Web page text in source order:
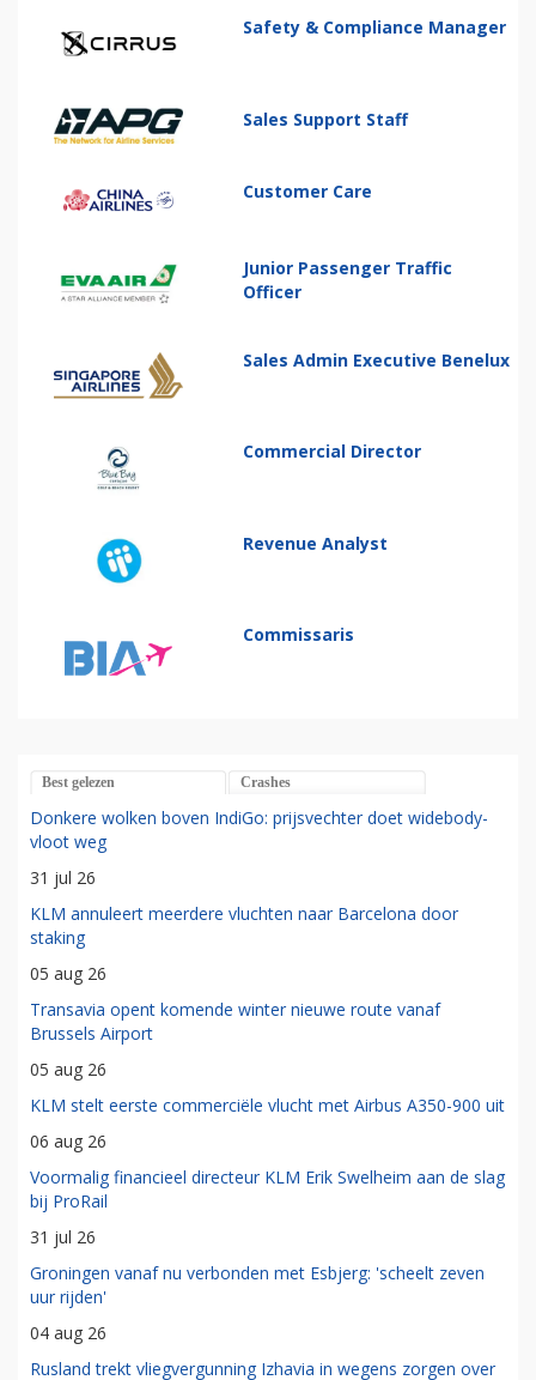
Safety & Compliance Manager
Sales Support Staff
Customer Care
Junior Passenger Traffic
Officer
Sales Admin Executive Benelux
Commercial Director
Revenue Analyst
Commissaris
Best gelezen Crashes
Donkere wolken boven IndiGo: prijsvechter doet widebody-
vloot weg
31 jul 26
KLM annuleert meerdere vluchten naar Barcelona door
staking
05 aug 26
Transavia opent komende winter nieuwe route vanaf
Brussels Airport
05 aug 26
KLM stelt eerste commerciële vlucht met Airbus A350-900 uit
06 aug 26
Voormalig financieel directeur KLM Erik Swelheim aan de slag
bij ProRail
31 jul 26
Groningen vanaf nu verbonden met Esbjerg: 'scheelt zeven
uur rijden'
04 aug 26
Rusland trekt vliegvergunning Izhavia in wegens zorgen over